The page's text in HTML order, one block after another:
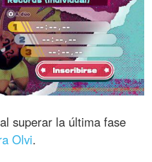
al superar la última fase
Olvi.